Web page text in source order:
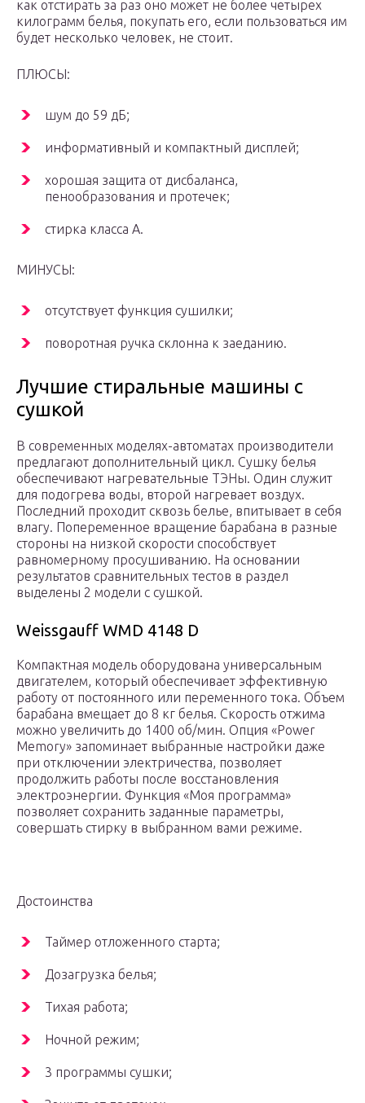
как отстирать за раз оно может не более четырех
килограмм белья, покупать его, если пользоваться им
будет несколько человек, не стоит.
ПЛЮСЫ:
шум до 59 дБ;
информативный и компактный дисплей;
хорошая защита от дисбаланса,
пенообразования и протечек;
стирка класса A.
МИНУСЫ:
отсутствует функция сушилки;
поворотная ручка склонна к заеданию.
Лучшие стиральные машины с
сушкой
В современных моделях-автоматах производители
предлагают дополнительный цикл. Сушку белья
обеспечивают нагревательные ТЭНы. Один служит
для подогрева воды, второй нагревает воздух.
Последний проходит сквозь белье, впитывает в себя
влагу. Попеременное вращение барабана в разные
стороны на низкой скорости способствует
равномерному просушиванию. На основании
результатов сравнительных тестов в раздел
выделены 2 модели с сушкой.
Weissgauff WMD 4148 D
Компактная модель оборудована универсальным
двигателем, который обеспечивает эффективную
работу от постоянного или переменного тока. Объем
барабана вмещает до 8 кг белья. Скорость отжима
можно увеличить до 1400 об/мин. Опция «Power
Memory» запоминает выбранные настройки даже
при отключении электричества, позволяет
продолжить работы после восстановления
электроэнергии. Функция «Моя программа»
позволяет сохранить заданные параметры,
совершать стирку в выбранном вами режиме.
Достоинства
Таймер отложенного старта;
Дозагрузка белья;
Тихая работа;
Ночной режим;
3 программы сушки;